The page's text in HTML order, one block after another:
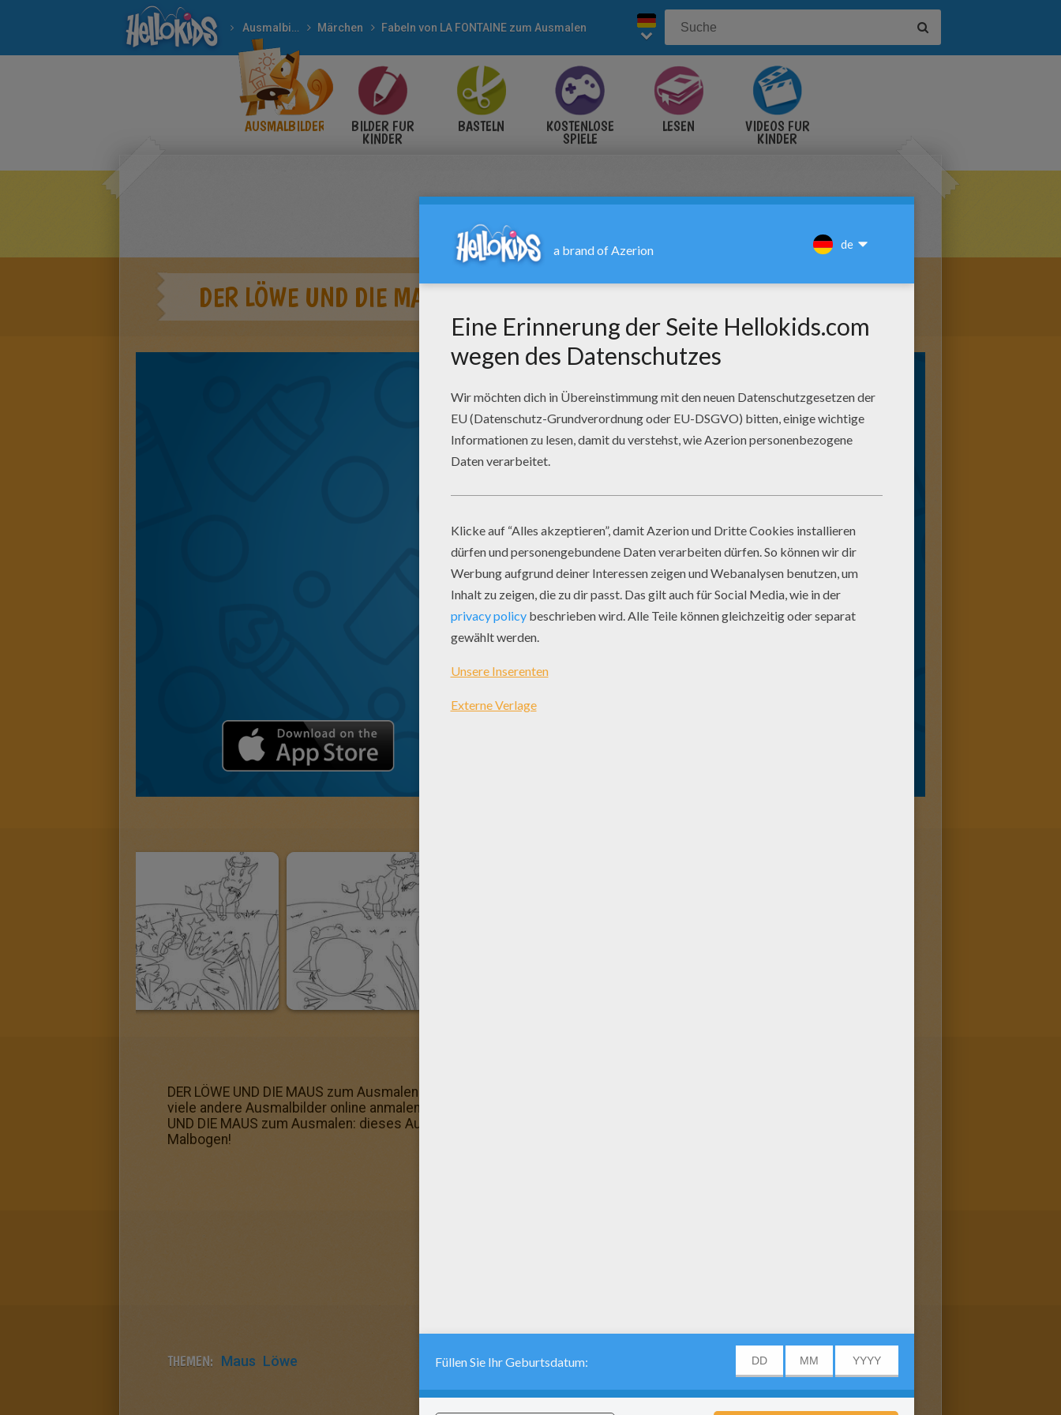
Ausmalbilder Märchen Fabeln von LA FONTAINE zum Ausmalen
AUSMALBILDER BILDER FÜR
KINDER
BASTELN KOSTENLOSE
SPIELE
LESEN VIDEOS FÜR
KINDER
DER LÖWE UND DIE MAUS ZUM AUSMALEN
DER LÖWE UND DIE MAUS zum Ausmalen: du brauchst deine Buntstifte nicht mehr! Ab sofort kannst du dieses und
viele andere Ausmalbilder online anmalen und als Desktophintergrund auf deinem Computer speichern! DER LÖWE
UND DIE MAUS zum Ausmalen: dieses Ausmalbild ist das schönste von allen! Willst du noch mehr? Dann guck mal hier:
Malbogen!
THEMEN: Maus Löwe